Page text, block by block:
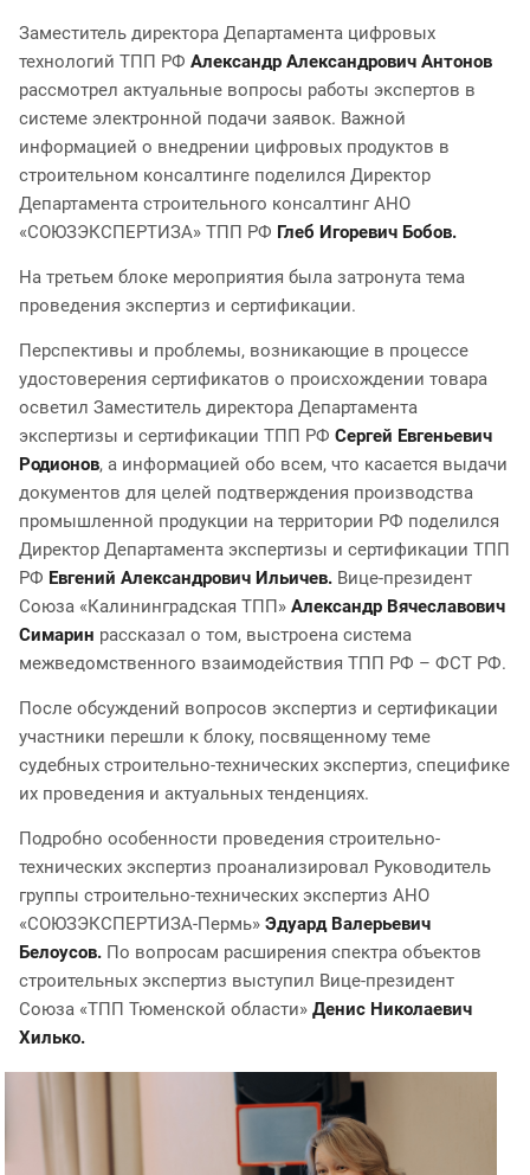
Заместитель директора Департамента цифровых
технологий ТПП РФ Александр Александрович Антонов
рассмотрел актуальные вопросы работы экспертов в
системе электронной подачи заявок. Важной
информацией о внедрении цифровых продуктов в
строительном консалтинге поделился Директор
Департамента строительного консалтинг АНО
«СОЮЗЭКСПЕРТИЗА» ТПП РФ Глеб Игоревич Бобов.
На третьем блоке мероприятия была затронута тема
проведения экспертиз и сертификации.
Перспективы и проблемы, возникающие в процессе
удостоверения сертификатов о происхождении товара
осветил Заместитель директора Департамента
экспертизы и сертификации ТПП РФ Сергей Евгеньевич
Родионов, а информацией обо всем, что касается выдачи
документов для целей подтверждения производства
промышленной продукции на территории РФ поделился
Директор Департамента экспертизы и сертификации ТПП
РФ Евгений Александрович Ильичев. Вице-президент
Союза «Калининградская ТПП» Александр Вячеславович
Симарин рассказал о том, выстроена система
межведомственного взаимодействия ТПП РФ – ФСТ РФ.
После обсуждений вопросов экспертиз и сертификации
участники перешли к блоку, посвященному теме
судебных строительно-технических экспертиз, специфике
их проведения и актуальных тенденциях.
Подробно особенности проведения строительно-
технических экспертиз проанализировал Руководитель
группы строительно-технических экспертиз АНО
«СОЮЗЭКСПЕРТИЗА-Пермь» Эдуард Валерьевич
Белоусов. По вопросам расширения спектра объектов
строительных экспертиз выступил Вице-президент
Союза «ТПП Тюменской области» Денис Николаевич
Хилько.